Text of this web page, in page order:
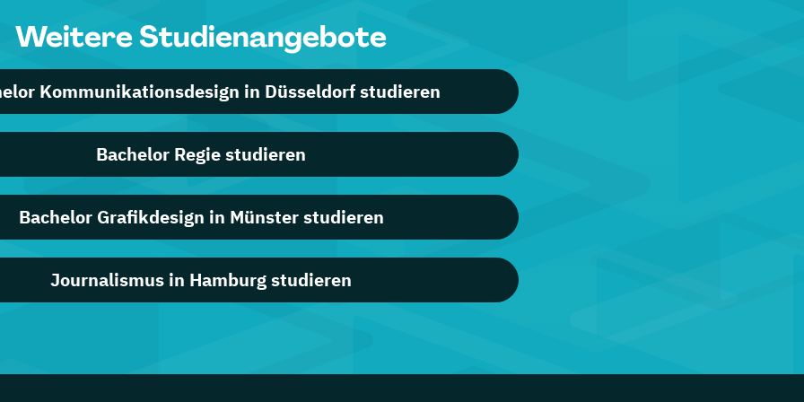
Weitere Studienangebote
Kommunikationsdesign in Düsseldorf studieren
Bachelor Regie studieren
Bachelor Grafikdesign in Münster studieren
Journalismus in Hamburg studieren